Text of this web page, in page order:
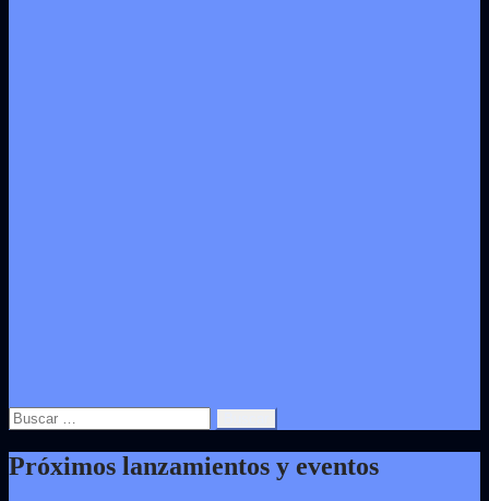
Buscar:
Próximos lanzamientos y eventos